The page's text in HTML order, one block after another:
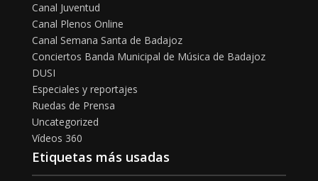
Canal Juventud
Canal Plenos Online
Canal Semana Santa de Badajoz
Conciertos Banda Municipal de Música de Badajoz
DUSI
Especiales y reportajes
Ruedas de Prensa
Uncategorized
Vídeos 360
Etiquetas más usadas